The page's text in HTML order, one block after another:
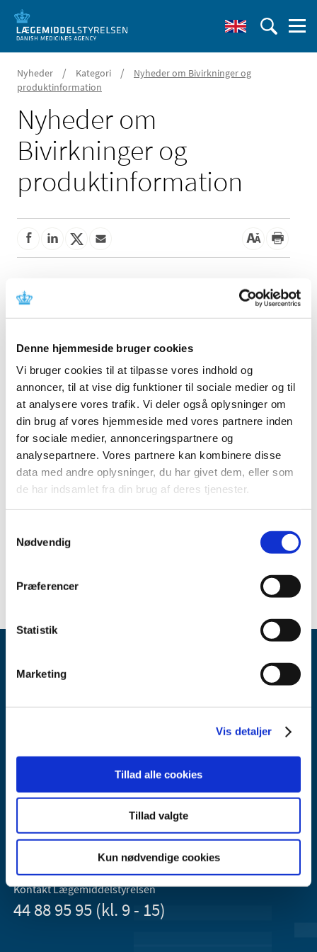
Denne hjemmeside bruger cookies
Vi bruger cookies til at tilpasse vores indhold og
annoncer, til at vise dig funktioner til sociale medier og til
at analysere vores trafik. Vi deler også oplysninger om
din brug af vores hjemmeside med vores partnere inden
for sociale medier, annonceringspartnere og
analysepartnere. Vores partnere kan kombinere disse
data med andre oplysninger, du har givet dem, eller som
de har indsamlet fra din brug af deres tjenester.
Nødvendig
Præferencer
Statistik
Marketing
Vis detaljer
Tillad alle cookies
Tillad valgte
Kun nødvendige cookies
Nyheder / Kategori /
Nyheder om Bivirkninger og
produktinformation
Nyheder om
Bivirkninger og
produktinformation
Alle (162)
2026 (5)
2025 (8)
2024 (11)
2023 (7)
2022 (2)
2020 (32)
2019 (12)
2018 (25)
2016 (19)
Axel Heides Gade 1
Email:dkma@dkma.dk
Lægemiddelstyrelsen er en del af
Sundheds- og Kirkeministeriet.
Kontakt Lægemiddelstyrelsen
44 88 95 95 (kl. 9 - 15)